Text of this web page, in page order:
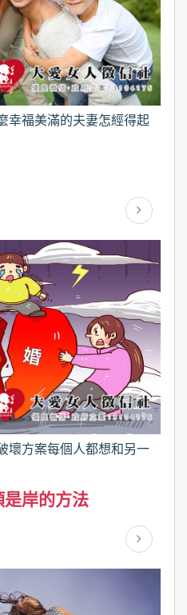
幸福美滿的夫妻怎經得起
壞方案每個人都想和另一
是岸的方法